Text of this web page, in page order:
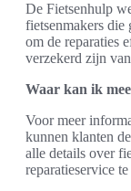
De Fietsenhulp
fietsenmakers die
om de reparaties
verzekerd zijn
Waar kan ik
Voor meer
kunnen klanten
alle details over
reparatieservice